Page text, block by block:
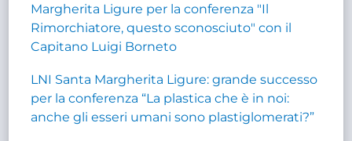
Margherita Ligure per la conferenza "Il
Rimorchiatore, questo sconosciuto" con il
Capitano Luigi Borneto
LNI Santa Margherita Ligure: grande successo
per la conferenza “La plastica che è in noi:
anche gli esseri umani sono plastiglomerati?”